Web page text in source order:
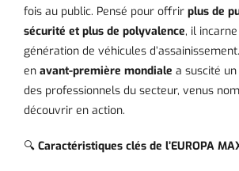
fois au public. Pensé pour offrir plus de
sécurité et plus de polyvalence, il
génération de véhicules
en avant-première mondiale a suscité
des professionnels du secteur, venus
découvrir en action.
🔍 Caractéristiques clés de l’EUROPA